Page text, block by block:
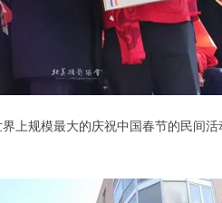
上规模最大的庆祝中国春节的民间